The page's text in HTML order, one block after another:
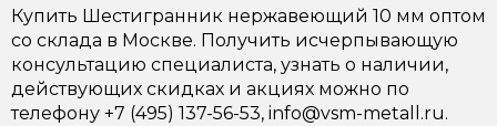
Купить Шестигранник нержавеющий 10 мм оптом
со склада в Москве. Получить исчерпывающую
консультацию специалиста, узнать о наличии,
действующих скидках и акциях можно по
телефону +7 (495) 137-56-53, info@vsm-metall.ru.